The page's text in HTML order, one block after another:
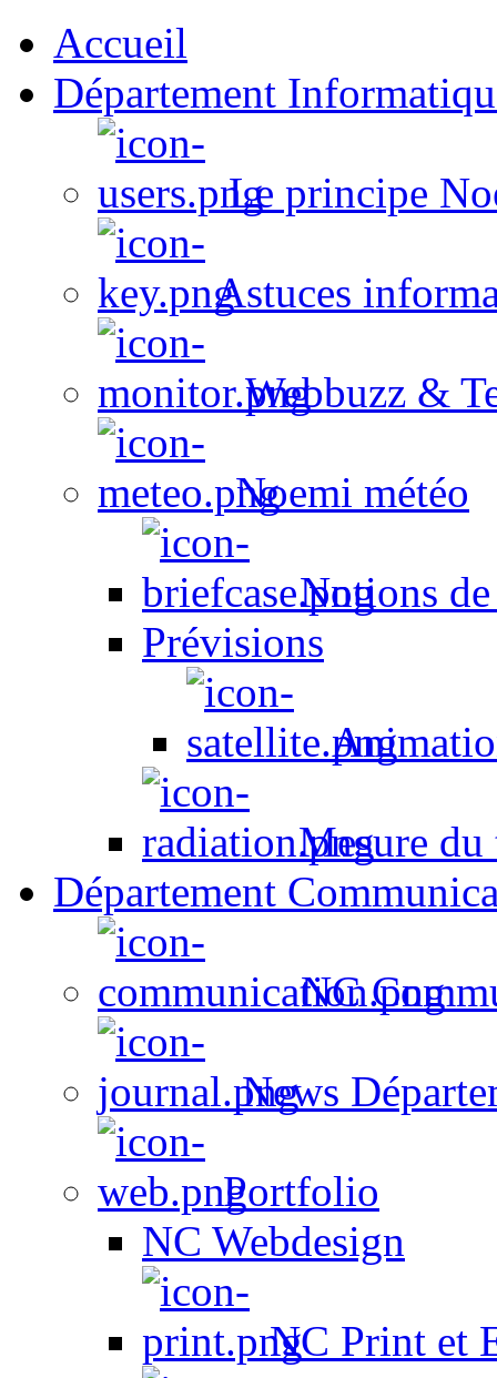
Accueil
Département
Le principe
Astuces
Webbuzz &
Noemi météo
Notions
Prévisions
Mesure du
Département
NC
News
Portfolio
NC Webdesign
NC Print et